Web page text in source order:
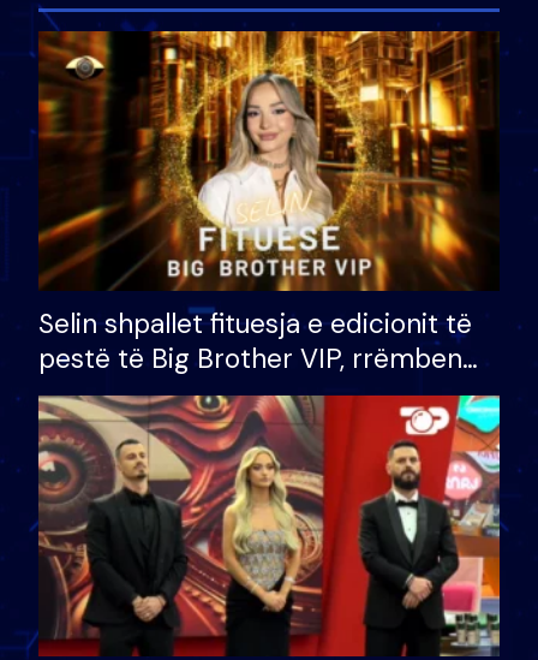
Selin shpallet fituesja e edicionit të
pestë të Big Brother VIP, rrëmben
çmimin e madh prej 100 mijë eurosh